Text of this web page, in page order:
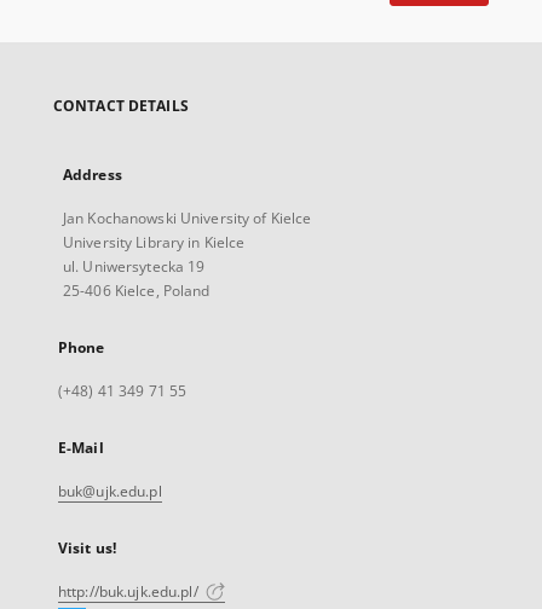
CONTACT DETAILS
Address
Jan Kochanowski University of Kielce
University Library in Kielce
ul. Uniwersytecka 19
25-406 Kielce, Poland
Phone
(+48) 41 349 71 55
E-Mail
buk@ujk.edu.pl
Visit us!
http://buk.ujk.edu.pl/